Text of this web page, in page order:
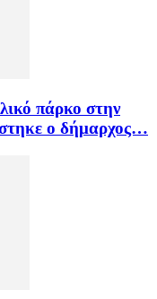
πάρκο στην
ο δήμαρχος…